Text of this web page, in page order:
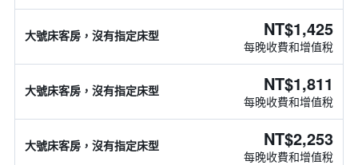
大號床客房，沒有指定床型 NT$1,425
每晚收費和增值稅
大號床客房，沒有指定床型 NT$1,811
每晚收費和增值稅
大號床客房，沒有指定床型 NT$2,253
每晚收費和增值稅